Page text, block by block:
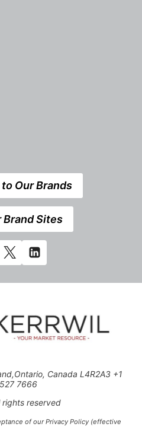
Our Brands
Brand Sites
Canada L4R2A3 +1
7666
reserved
of our Privacy Policy (effective